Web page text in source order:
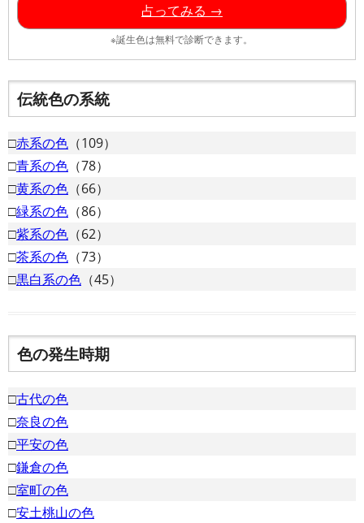
占ってみる →
※誕生色は無料で診断できます。
伝統色の系統
□赤系の色 （109）
□青系の色 （78）
□黄系の色 （66）
□緑系の色 （86）
□紫系の色 （62）
□茶系の色 （73）
□黒白系の色 （45）
色の発生時期
□古代の色
□奈良の色
□平安の色
□鎌倉の色
□室町の色
□安土桃山の色